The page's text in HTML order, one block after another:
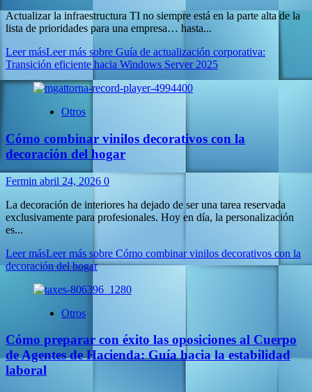
Actualizar la infraestructura TI no siempre está en la parte alta de la
lista de prioridades para una empresa… hasta...
Leer másLeer más sobre Guía de actualización corporativa:
Transición eficiente hacia Windows Server 2025
Otros
Cómo combinar vinilos decorativos con la
decoración del hogar
Fermin abril 24, 2026 0
La decoración de interiores ha dejado de ser una tarea reservada
exclusivamente para profesionales. Hoy en día, la personalización
es...
Leer másLeer más sobre Cómo combinar vinilos decorativos con la
decoración del hogar
Otros
Cómo preparar con éxito las oposiciones al Cuerpo
de Agentes de Hacienda: Guía hacia la estabilidad
laboral